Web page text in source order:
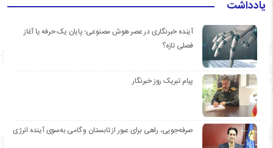
یادداشت
آینده خبرنگاری در عصر هوش مصنوعی؛ پایان یک حرفه یا آغاز
فصلی تازه؟
پیام تبریک روز خبرنگار
صرفه‌جویی، راهی برای عبور از تابستان و گامی به‌سوی آینده انرژی